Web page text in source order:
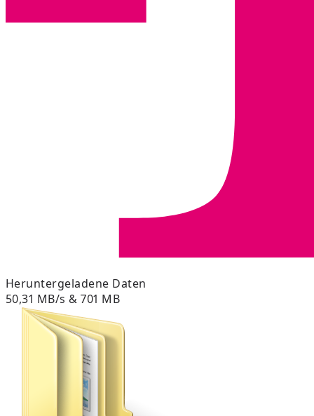
Heruntergeladene Daten
50,31 MB/s & 701 MB